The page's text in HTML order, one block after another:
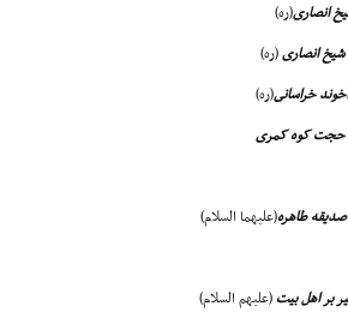
(ره)
(ره)
(ره)
(علیهما السلام)
(علیهم السلام)